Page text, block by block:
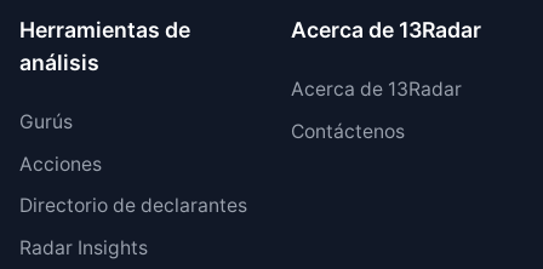
Herramientas de
análisis
Gurús
Acciones
Directorio de declarantes
Radar Insights
Acerca de 13Radar
Acerca de 13Radar
Contáctenos